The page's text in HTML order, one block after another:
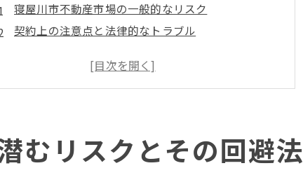
寝屋川市不動産市場の一般的なリスク
契約上の注意点と法律的なトラブル
詐欺や違法業者への対策
特性を活かした寝屋川市での不動産売却戦略
寝屋川市の地域特性とその影響
むリスクとその回避法